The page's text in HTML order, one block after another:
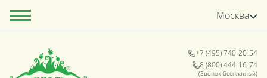
Москва
+7 (495) 740-20-54
8 (800) 444-16-74
(Звонок бесплатный)